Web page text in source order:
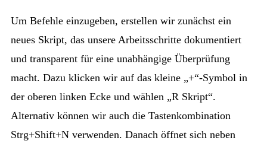
Um Befehle einzugeben, erstellen wir zunächst ein
neues Skript, das unsere Arbeitsschritte dokumentiert
und transparent für eine unabhängige Überprüfung
macht. Dazu klicken wir auf das kleine „+“-Symbol in
der oberen linken Ecke und wählen „R Skript“.
Alternativ können wir auch die Tastenkombination
Strg+Shift+N verwenden. Danach öffnet sich neben